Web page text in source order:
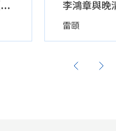
帝制的終結：辛亥革命簡史（插圖版）
雷頤